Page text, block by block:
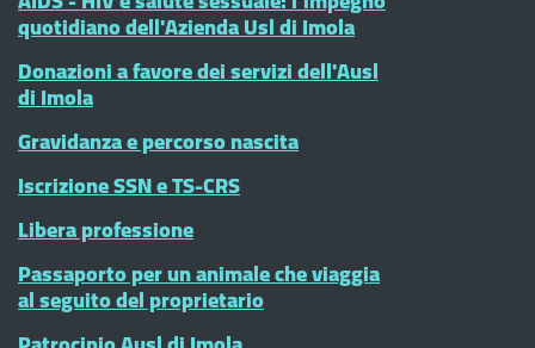
quotidiano dell'Azienda Usl di Imola
Donazioni a favore dei servizi dell'Ausl
di Imola
Gravidanza e percorso nascita
Iscrizione SSN e TS-CRS
Libera professione
Passaporto per un animale che viaggia
al seguito del proprietario